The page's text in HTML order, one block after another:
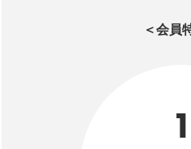
＜会員
1